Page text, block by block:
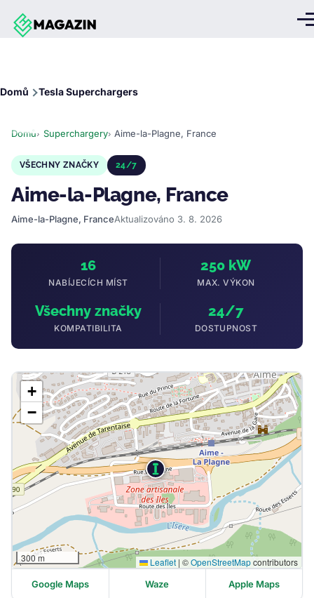
Přejít k hlavnímu obsahu
Domů Tesla Superchargers
Domů Superchargery Aime-la-Plagne, France
VŠECHNY ZNAČKY 24/7
Aime-la-Plagne, France
Aime-la-Plagne, FranceAktualizováno 3. 8. 2026
16
NABÍJECÍCH MÍST
250 kW
MAX. VÝKON
Všechny značky
KOMPATIBILITA
24/7
DOSTUPNOST
+
−
300 m Leaflet | ©OpenStreetMapcontributors
Google Maps Waze Apple Maps